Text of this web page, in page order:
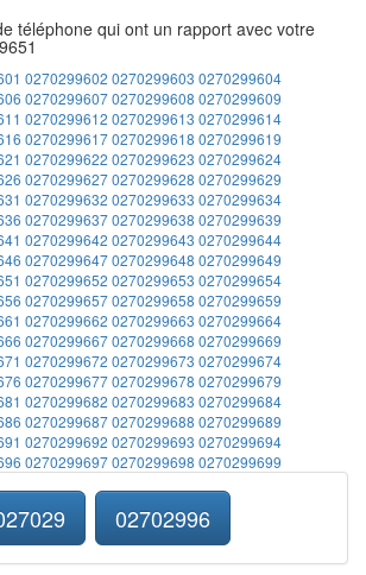
téléphone qui ont un rapport avec votre
0270299602 0270299603 0270299604
02702996070270299608 0270299609
0270299612 0270299613 0270299614
02702996170270299618 0270299619
0270299622 0270299623 0270299624
02702996270270299628 0270299629
0270299632 0270299633 0270299634
02702996370270299638 0270299639
0270299642 0270299643 0270299644
02702996470270299648 0270299649
0270299652 0270299653 0270299654
02702996570270299658 0270299659
0270299662 0270299663 0270299664
02702996670270299668 0270299669
0270299672 0270299673 0270299674
02702996770270299678 0270299679
0270299682 0270299683 0270299684
02702996870270299688 0270299689
0270299692 0270299693 0270299694
02702996970270299698 0270299699
02702996